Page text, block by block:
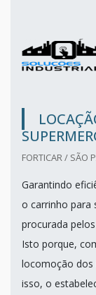
FORTICAR / SÃO
Garantindo
o carrinho para
procurada
Isto porque,
locomoção dos
isso, o